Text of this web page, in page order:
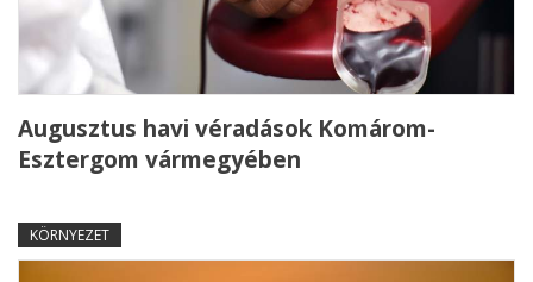
Augusztus havi véradások Komárom-
Esztergom vármegyében
KÖRNYEZET